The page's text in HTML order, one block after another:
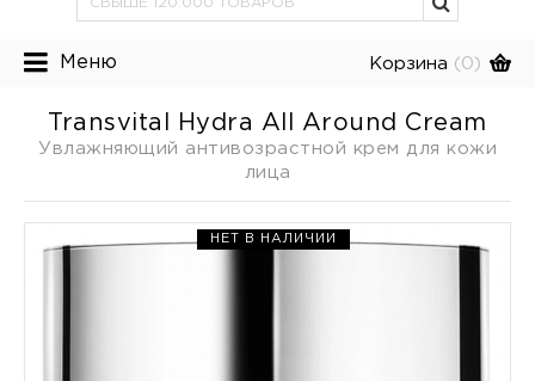
Меню Корзина (0)
Transvital Hydra All Around Cream
Увлажняющий антивозрастной крем для кожи
лица
НЕТ В НАЛИЧИИ